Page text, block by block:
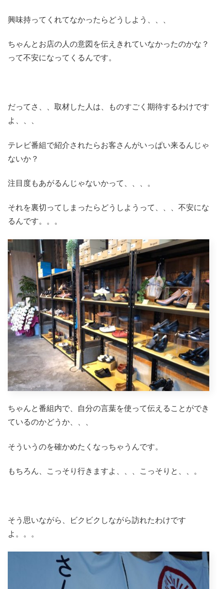
興味持ってくれてなかったらどうしよう、、、
ちゃんとお店の人の意図を伝えきれていなかったのかな？
って不安になってくるんです。
だってさ、、取材した人は、ものすごく期待するわけです
よ、、、
テレビ番組で紹介されたらお客さんがいっぱい来るんじゃ
ないか？
注目度もあがるんじゃないかって、、、。
それを裏切ってしまったらどうしようって、、、不安にな
るんです。。。
ちゃんと番組内で、自分の言葉を使って伝えることができ
ているのかどうか、、、
そういうのを確かめたくなっちゃうんです。
もちろん、こっそり行きますよ、、、こっそりと、、。
そう思いながら、ビクビクしながら訪れたわけです
よ。。。